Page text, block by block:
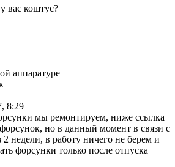
вас коштує?
аппаратуре
, 8:29
мы ремонтируем, ниже ссылка
но в данный момент в связи с
недели, в работу ничего не берем и
форсунки только после отпуска